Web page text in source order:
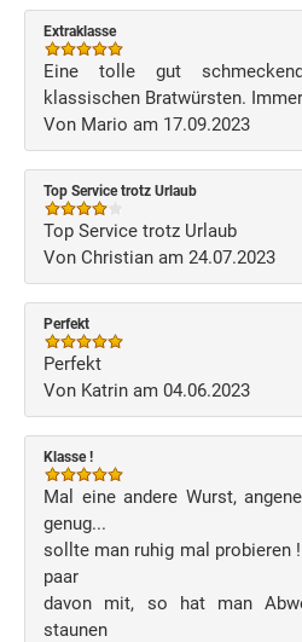
Extraklasse
Eine tolle gut
klassischen Bratwürsten.
Von Mario am 17.09.2023
Top Service trotz Urlaub
Top Service trotz Urlaub
Von Christian am 24.07.2023
Perfekt
Perfekt
Von Katrin am 04.06.2023
Klasse !
Mal eine andere Wurst,
genug...
sollte man ruhig mal probieren
paar
davon mit, so hat man
staunen